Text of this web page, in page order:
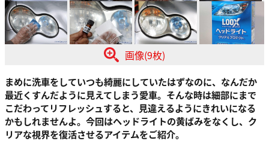
画像(9枚)
まめに洗車をしていつも綺麗にしていたはずなのに、なんだか
最近くすんだように見えてしまう愛車。そんな時は細部にまで
こだわってリフレッシュすると、見違えるようにきれいになる
かもしれませんよ。今回はヘッドライトの黄ばみをなくし、ク
リアな視界を復活させるアイテムをご紹介。